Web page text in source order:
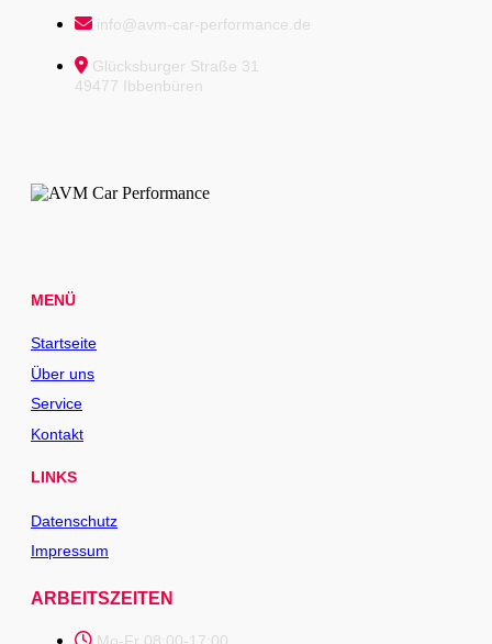
info@avm-car-performance.de
Glücksburger Straße 31
49477 Ibbenbüren
MENÜ
Startseite
Über uns
Service
Kontakt
LINKS
Datenschutz
Impressum
ARBEITSZEITEN
Mo-Fr 08:00-17:00